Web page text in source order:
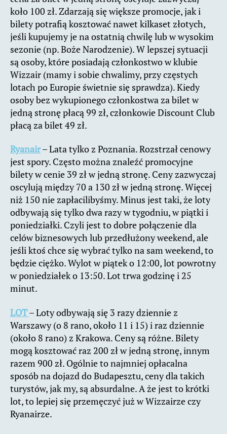
koło 100 zł. Zdarzają się większe promocje, jak i
bilety potrafią kosztować nawet kilkaset złotych,
jeśli kupujemy je na ostatnią chwilę lub w wysokim
sezonie (np. Boże Narodzenie). W lepszej sytuacji
są osoby, które posiadają członkostwo w klubie
Wizzair (mamy i sobie chwalimy, przy częstych
lotach po Europie świetnie się sprawdza). Kiedy
osoby bez wykupionego członkostwa za bilet w
jedną stronę płacą 99 zł, członkowie Discount Club
płacą za bilet 49 zł.
Ryanair– Lata tylko z Poznania. Rozstrzał cenowy
jest spory. Często można znaleźć promocyjne
bilety w cenie 39 zł w jedną stronę. Ceny zazwyczaj
oscylują między 70 a 130 zł w jedną stronę. Więcej
niż 150 nie zapłacilibyśmy. Minus jest taki, że loty
odbywają się tylko dwa razy w tygodniu, w piątki i
poniedziałki. Czyli jest to dobre połączenie dla
celów biznesowych lub przedłużony weekend, ale
jeśli ktoś chce się wybrać tylko na sam weekend, to
będzie ciężko. Wylot w piątek o 12:00, lot powrotny
w poniedziałek o 13:50. Lot trwa godzinę i 25
minut.
LOT– Loty odbywają się 3 razy dziennie z
Warszawy (o 8 rano, około 11 i 15) i raz dziennie
(około 8 rano) z Krakowa. Ceny są różne. Bilety
mogą kosztować raz 200 zł w jedną stronę, innym
razem 900 zł. Ogólnie to najmniej opłacalna
sposób na dojazd do Budapesztu, ceny dla takich
turystów, jak my, są absurdalne. A że jest to krótki
lot, to lepiej się przemęczyć już w Wizzairze czy
Ryanairze.